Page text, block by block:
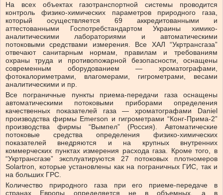
На всех объектах газотранспортной системы проводится
контроль физико-химических параметров природного газа,
который осуществляется 69 аккредитованными и
аттестованными Госпотребстандартом Украины химико-
аналитическими лабораториями и автоматическими
потоковыми средствами измерения. Все ХАЛ “Укртрансгаза”
отвечают санитарным нормам, правилам и требованиям
охраны труда и противопожарной безопасности, оснащены
современным оборудованием — хроматографами,
фотокалориметрами, влагомерами, гигрометрами, весами
аналитическими и пр.
Все пограничные пункты приема-передачи газа оснащены
автоматическими потоковыми приборами определения
качественных показателей газа — хроматографами Daniel
производства фирмы Emerson и гигрометрами “Конг-Прима-2”
производства фирмы “Вымпел” (Россия). Автоматические
потоковые средства определения физико-химических
показателей внедряются и на крупных внутренних
коммерческих пунктах измерения расхода газа. Кроме того, в
“Укртрансгазе” эксплуатируются 27 потоковых плотномеров
Solartron, которые установлены как на пограничных ГИС, так и
на больших ГРС.
Количество природного газа при его приеме-передаче в
странах Европы определяется не в объемных, а в